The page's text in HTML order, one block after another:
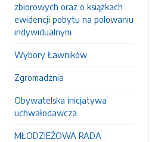
zbiorowych oraz o książkach
ewidencji pobytu na polowaniu
indywidualnym
Wybory Ławników
Zgromadznia
Obywatelska inicjatywa
uchwałodawcza
MŁODZIEŻOWA RADA